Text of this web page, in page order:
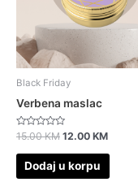
Black Friday
Verbena maslac
Ocjenjeno
od
15.00KM 12.00 KM
Dodaj u korpu